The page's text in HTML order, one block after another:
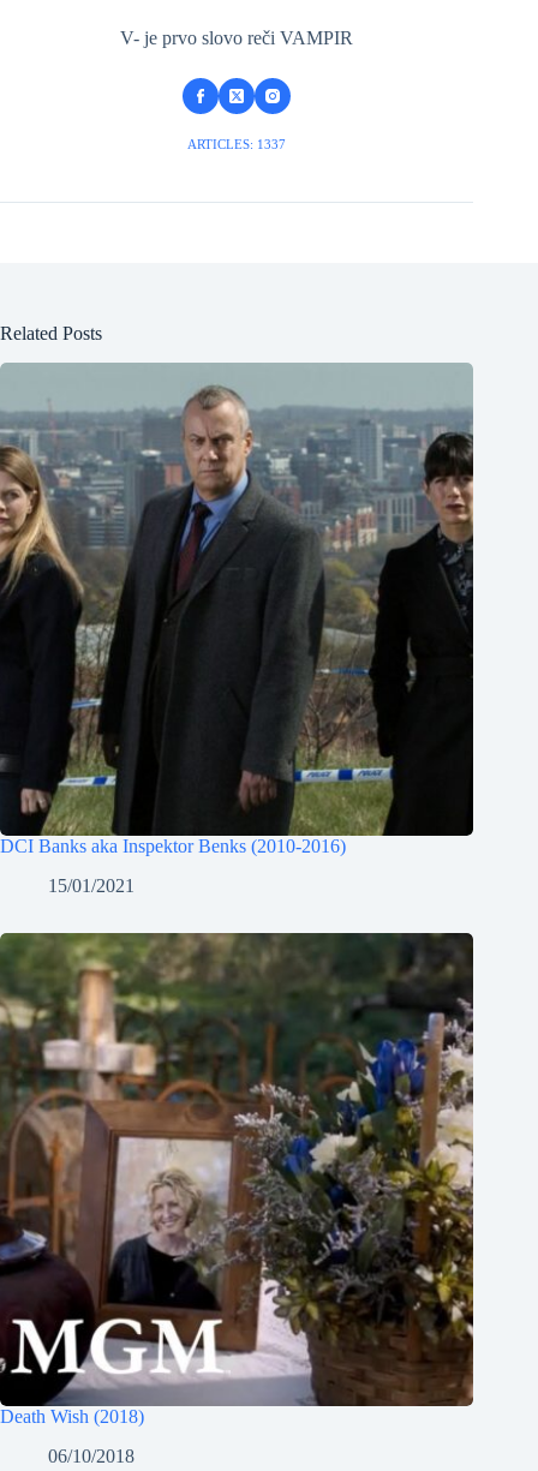
V- je prvo slovo reči VAMPIR
ARTICLES: 1337
Related Posts
DCI Banks aka Inspektor Benks (2010-2016)
15/01/2021
Death Wish (2018)
06/10/2018